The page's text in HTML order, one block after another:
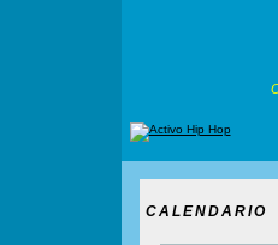
CALENDARIO